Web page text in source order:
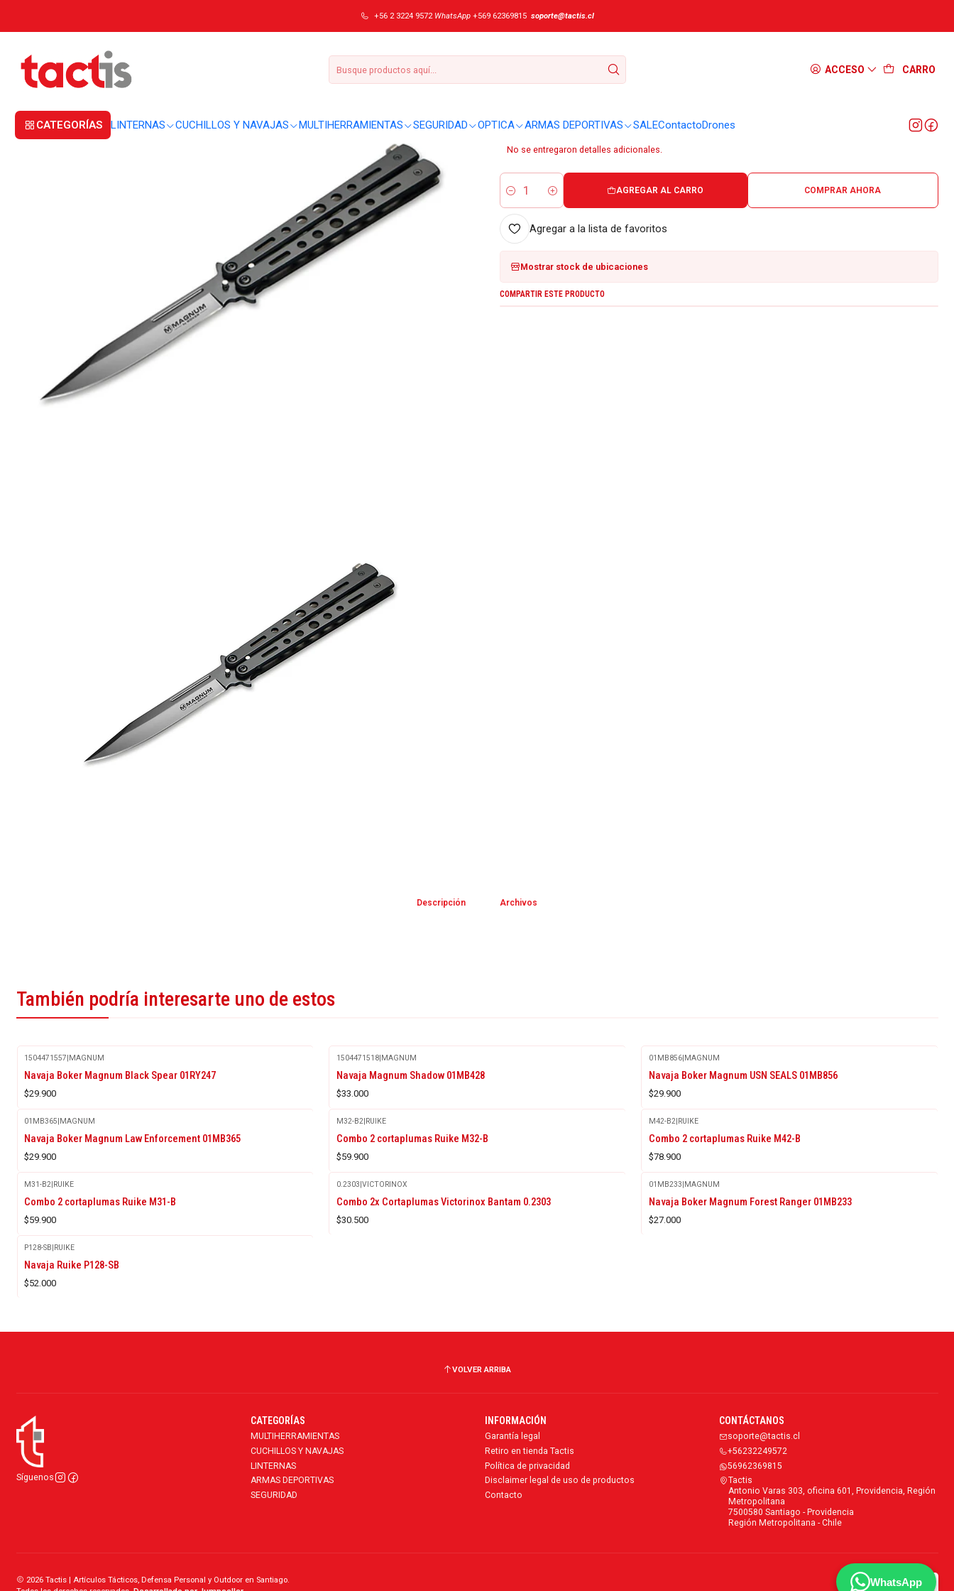
ACCESO CARRO
CATEGORÍAS LINTERNAS CUCHILLOS Y NAVAJAS MULTIHERRAMIENTAS SEGURIDAD OPTICA ARMAS DEPORTIVAS SALEContactoDrones
+56 2 3224 9572 WhatsApp +569 62369815 soporte@tactis.cl
Cortapluma Magnum Balisong All Black 06EX402 (última unidad)
|
Cortapluma Magnum Balisong All Black 06EX402
No se entregaron detalles adicionales.
Cantidad
AGREGAR AL CARRO COMPRAR AHORA
Agregar a la lista de favoritos
Mostrar stock de ubicaciones
COMPARTIR ESTE PRODUCTO
Descripción Archivos
También podría interesarte uno de estos
1504471557|MAGNUM
Navaja Boker Magnum Black Spear 01RY247
$29.900
1504471518|MAGNUM
Navaja Magnum Shadow 01MB428
$33.000
01MB856|MAGNUM
Navaja Boker Magnum USN SEALS 01MB856
$29.900
01MB365|MAGNUM
Navaja Boker Magnum Law Enforcement 01MB365
$29.900
M32-B2|RUIKE
Combo 2 cortaplumas Ruike M32-B
$59.900
M42-B2|RUIKE
Combo 2 cortaplumas Ruike M42-B
$78.900
M31-B2|RUIKE
Combo 2 cortaplumas Ruike M31-B
$59.900
0.2303|VICTORINOX
Combo 2x Cortaplumas Victorinox Bantam 0.2303
$30.500
01MB233|MAGNUM
Navaja Boker Magnum Forest Ranger 01MB233
$27.000
P128-SB|RUIKE
Navaja Ruike P128-SB
$52.000
VOLVER ARRIBA
Síguenos
CATEGORÍAS
MULTIHERRAMIENTAS
CUCHILLOS Y NAVAJAS
LINTERNAS
ARMAS DEPORTIVAS
SEGURIDAD
INFORMACIÓN
Garantía legal
Retiro en tienda Tactis
Política de privacidad
Disclaimer legal de uso de productos
Contacto
CONTÁCTANOS
soporte@tactis.cl
+56232249572
56962369815
Tactis
Antonio Varas 303, oficina 601, Providencia, Región
Metropolitana
7500580 Santiago - Providencia
Región Metropolitana - Chile
2026 Tactis | Artículos Tácticos, Defensa Personal y Outdoor en Santiago.
WhatsApp